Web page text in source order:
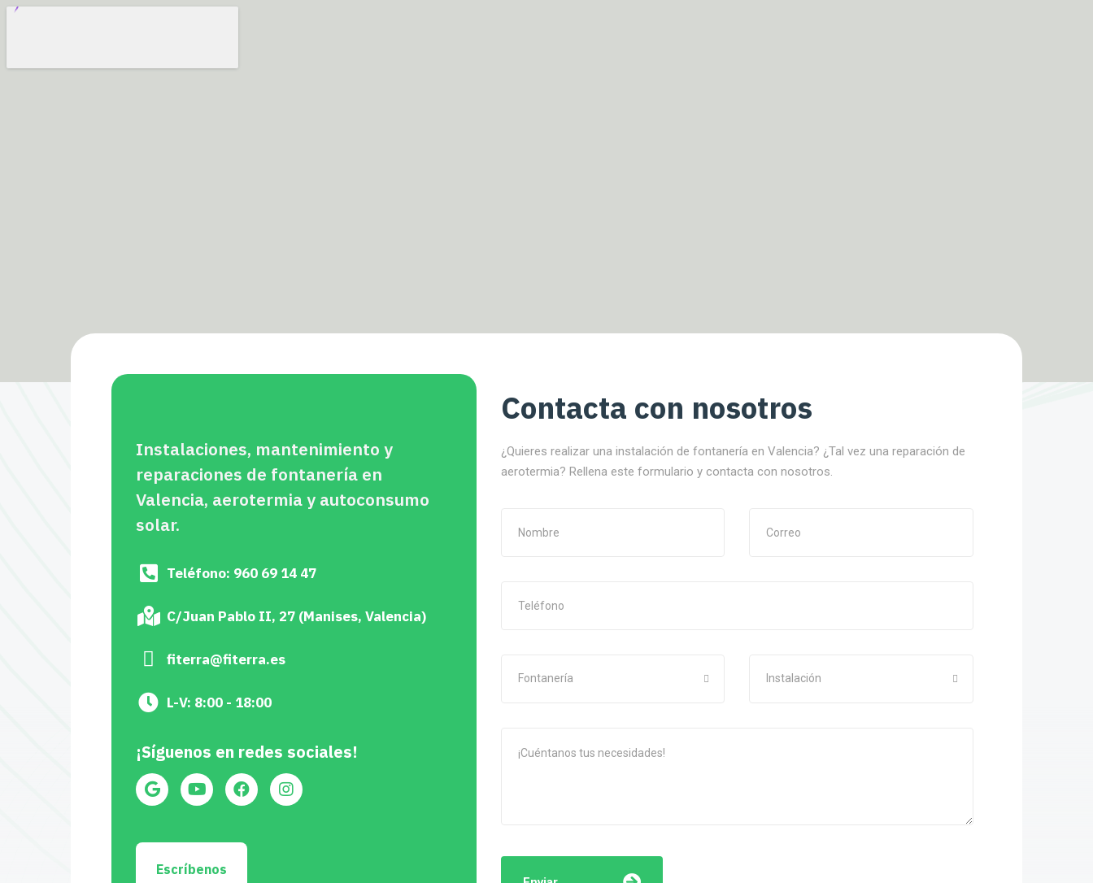
Instalaciones, mantenimiento y
reparaciones de fontanería en
Valencia, aerotermia y autoconsumo
solar.
Teléfono: 960 69 14 47
C/Juan Pablo II, 27 (Manises, Valencia)
fiterra@fiterra.es
L-V: 8:00 - 18:00
¡Síguenos en redes sociales!
Escríbenos
Contacta con nosotros
¿Quieres realizar una instalación de fontanería en Valencia? ¿Tal vez una reparación de
aerotermia? Rellena este formulario y contacta con nosotros.
Fontanería Instalación